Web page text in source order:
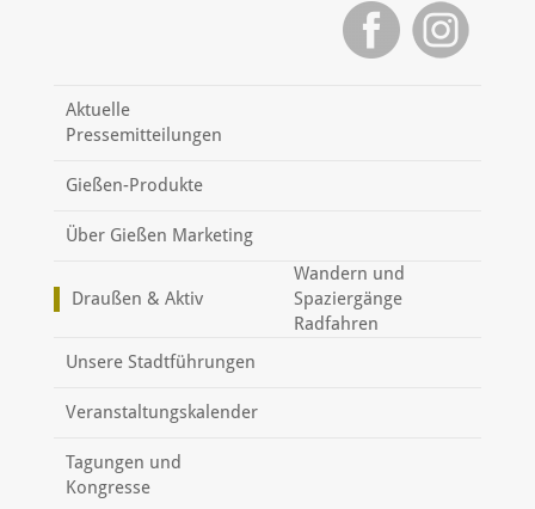
Aktuelle
Pressemitteilungen
Gießen-Produkte
Über Gießen Marketing
Draußen & Aktiv
Wandern und
Spaziergänge
Radfahren
Unsere Stadtführungen
Veranstaltungskalender
Tagungen und
Kongresse